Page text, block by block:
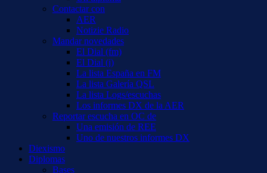
Contactar con
AER
Notizie Radio
Mandar novedades
El Dial (fm)
El Dial (i)
La lista España en FM
La lista Galería QSL
La lista Logs/escuchas
Los informes DX de la AER
Reportar escucha en OC de
Una emisión de REE
Uno de nuestros informes DX
Diexismo
Diplomas
Bases